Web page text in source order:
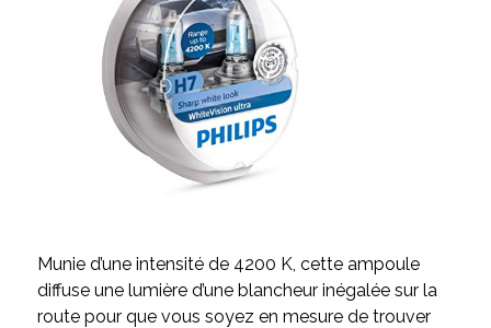
Munie d’une intensité de 4200 K, cette ampoule
diffuse une lumière d’une blancheur inégalée sur la
route pour que vous soyez en mesure de trouver